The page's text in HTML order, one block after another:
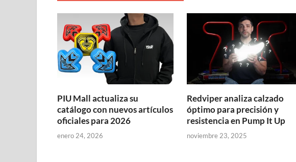
PIU Mall actualiza su
catálogo con nuevos artículos
oficiales para 2026
enero 24, 2026
Redviper analiza calzado
óptimo para precisión y
resistencia en Pump It Up
noviembre 23, 2025